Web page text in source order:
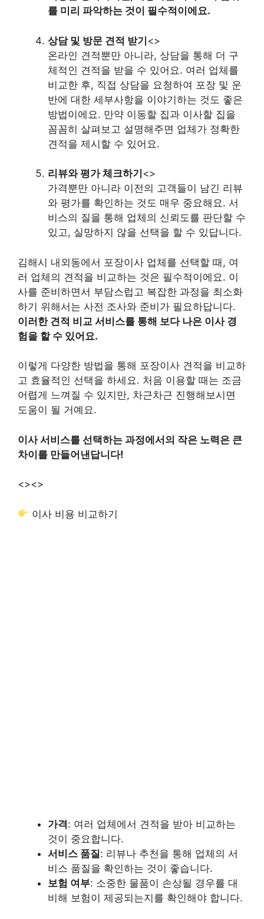
를 미리 파악하는 것이 필수적이에요.
상담 및 방문 견적 받기<>
온라인 견적뿐만 아니라, 상담을 통해 더 구
체적인 견적을 받을 수 있어요. 여러 업체를
비교한 후, 직접 상담을 요청하여 포장 및 운
반에 대한 세부사항을 이야기하는 것도 좋은
방법이에요. 만약 이동할 집과 이사할 집을
꼼꼼히 살펴보고 설명해주면 업체가 정확한
견적을 제시할 수 있어요.
리뷰와 평가 체크하기 <>
가격뿐만 아니라 이전의 고객들이 남긴 리뷰
와 평가를 확인하는 것도 매우 중요해요. 서
비스의 질을 통해 업체의 신뢰도를 판단할 수
있고, 실망하지 않을 선택을 할 수 있답니다.
김해시 내외동에서 포장이사 업체를 선택할 때, 여
러 업체의 견적을 비교하는 것은 필수적이에요. 이
사를 준비하면서 부담스럽고 복잡한 과정을 최소화
하기 위해서는 사전 조사와 준비가 필요하답니다.
이러한 견적 비교 서비스를 통해 보다 나은 이사 경
험을 할 수 있어요.
이렇게 다양한 방법을 통해 포장이사 견적을 비교하
고 효율적인 선택을 하세요. 처음 이용할 때는 조금
어렵게 느껴질 수 있지만, 차근차근 진행해보시면
도움이 될 거예요.
이사 서비스를 선택하는 과정에서의 작은 노력은 큰
차이를 만들어낸답니다!
<><>
이사 비용 비교하기
가격: 여러 업체에서 견적을 받아 비교하는
것이 중요합니다.
서비스 품질: 리뷰나 추천을 통해 업체의 서
비스 품질을 확인하는 것이 좋습니다.
보험 여부: 소중한 물품이 손상될 경우를 대
비해 보험이 제공되는지를 확인해야 합니다.